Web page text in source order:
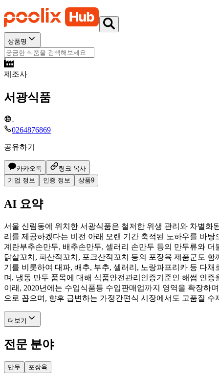
상품명
제조사
서광식품
-
0264876869
공유하기
카카오톡
링크 복사
기업 정보
인증 정보 상품9
AI 요약
서울 신림동에 위치한 서광식품은 철저한 위생 관리와 차별
리를 제공하겠다는 비전 아래 오랜 기간 축적된 노하우를 바
계란부추손만두, 배추손만두, 셀러리 손만두 등의 만두류와
닭살꼬치, 파산적꼬치, 포크산적꼬치 등의 포장육 제품군도
기를 비롯하여 대파, 배추, 부추, 셀러리, 노랑파프리카 등 다
며, 냉동 만두 품목에 대해 식품안전관리인증기준인 해썹 인
이래, 2020년에는 수입식품등 수입판매업까지 영역을 확장하
으로 꼽으며, 향후 급변하는 가정간편식 시장에서도 고품질
더보기
전문 분야
만두 포장육